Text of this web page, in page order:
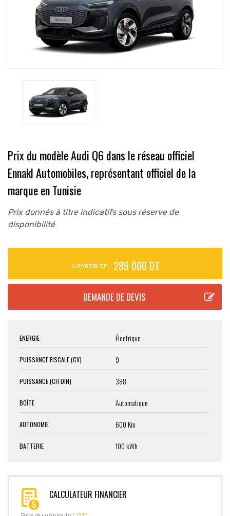
Prix du modèle Audi Q6 dans le réseau officiel
Ennakl Automobiles, représentant officiel de la
marque en Tunisie
Prix donnés à titre indicatifs sous réserve de
disponibilité
A PARTIR DE 289 000 DT
ENERGIE Électrique
PUISSANCE FISCALE (CV) 9
PUISSANCE (CH DIN) 388
BOÎTE Automatique
AUTONOMIE 600 Km
BATTERIE 100 kWh
CALCULATEUR FINANCIER